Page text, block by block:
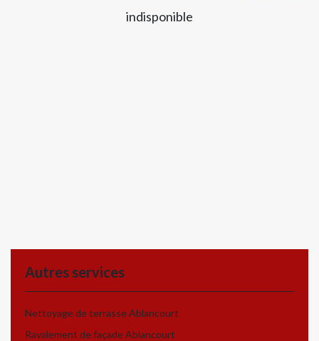
indisponible
Autres services
Nettoyage de terrasse Ablancourt
Ravalement de façade Ablancourt